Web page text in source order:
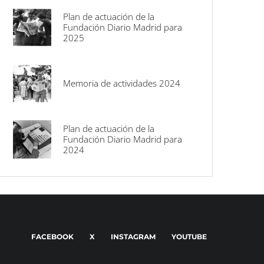
Plan de actuación de la
Fundación Diario Madrid para
2025
Memoria de actividades 2024
Plan de actuación de la
Fundación Diario Madrid para
2024
FACEBOOK X INSTAGRAM YOUTUBE